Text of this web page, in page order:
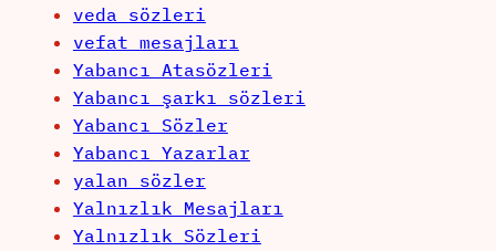
veda sözleri
vefat mesajları
Yabancı Atasözleri
Yabancı şarkı sözleri
Yabancı Sözler
Yabancı Yazarlar
yalan sözler
Yalnızlık Mesajları
Yalnızlık Sözleri